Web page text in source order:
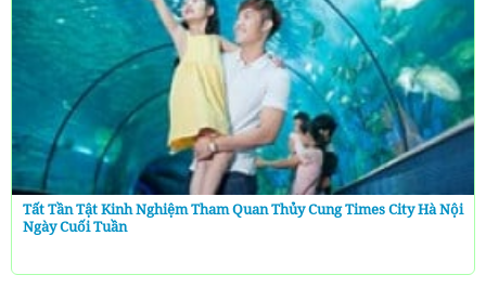
Tất Tần Tật Kinh Nghiệm Tham Quan Thủy Cung Times City Hà Nội
Ngày Cuối Tuần